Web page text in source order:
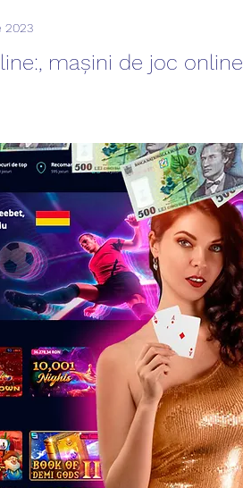
2023
mașini de joc online